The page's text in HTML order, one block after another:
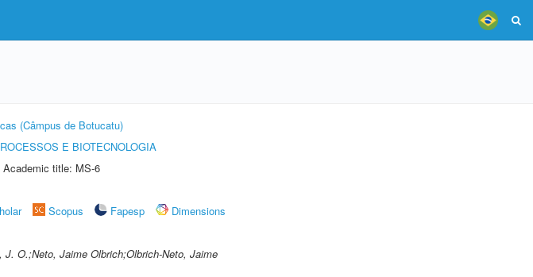
(Câmpus de Botucatu)
E BIOTECNOLOGIA
title: MS-6
Scopus Fapesp
Dimensions
J. O.;Neto, Jaime Olbrich;Olbrich-Neto, Jaime